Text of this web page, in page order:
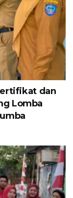
dan
Lomba